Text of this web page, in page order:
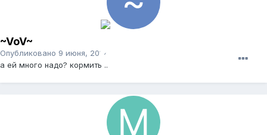
~VoV~
Опубликовано 9 июня, 2012
а ей много надо? кормить ..